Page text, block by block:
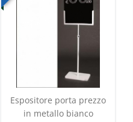
Espositore porta prezzo
in metallo bianco